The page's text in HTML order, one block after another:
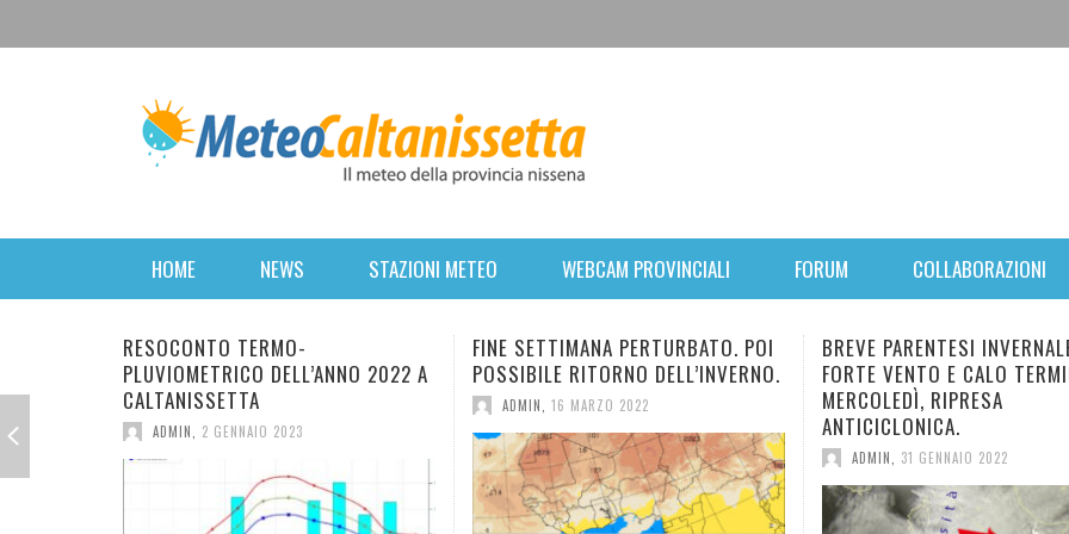
HOME NEWS STAZIONI METEO WEBCAM PROVINCIALI FORUM COLLABORAZIONI
FINE SETTIMANA PERTURBATO. POI
POSSIBILE RITORNO DELL’INVERNO.
ADMIN, 16 MARZO 2022
BREVE PARENTESI INVERNALE:
FORTE VENTO E CALO TERMICO. DA
MERCOLEDÌ, RIPRESA
ANTICICLONICA.
ADMIN, 31 GENNAIO 2022
NUOVO E BREVE IMPULSO
IN ARRIVO. TEMPERATURA
DIMINUZIONE.
ADMIN, 28 GENNAIO 2022